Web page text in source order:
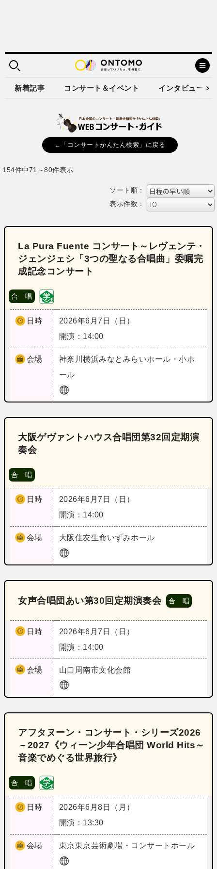
新着記事 コンサート＆イベント インタビュー
←「コンサートかんたん検索」に戻る
154件中71～80件表示
ソート順：
表示件数：
La Pura Fuente コンサート～レヴェンテ・
ジェンジェシ「3つの聖なる合唱曲」委嘱完
成記念コンサート
合 唱
日時
2026年6月7日（日）
開演：14:00
会場 神奈川横浜みなとみらいホール・小ホ
ール
大阪ゲヴァントハウス合唱団第32回定期演
奏会
合 唱
日時
2026年6月7日（日）
開演：14:00
会場 大阪住友生命いずみホール
女声合唱団あい第30回定期演奏会 合 唱
日時
2026年6月7日（日）
開演：14:00
会場 山口 周南市文化会館
アフタヌーン・コンサート・シリーズ2026
－2027《ウィーン少年合唱団 World Hits～
音楽でめぐる世界旅行》
合 唱
日時
2026年6月8日（月）
開演：13:30
会場 東京東京芸術劇場・コンサートホール